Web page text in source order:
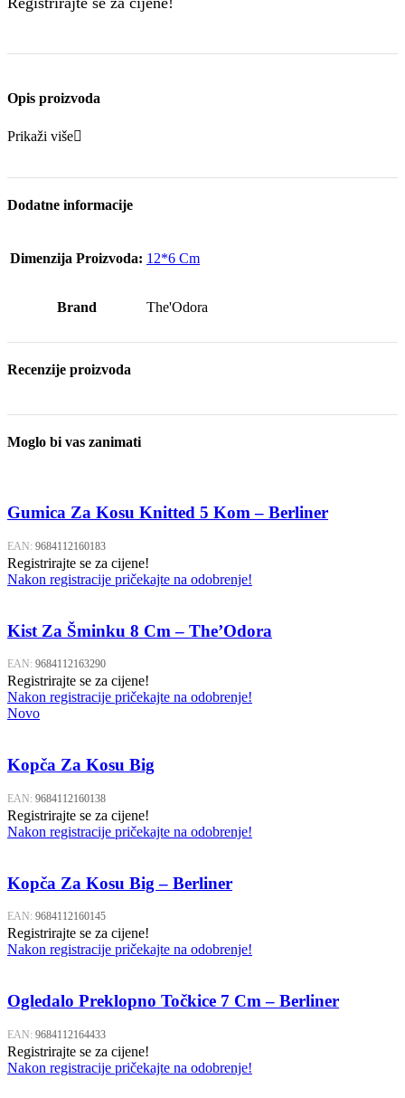
Opis proizvoda
Prikaži više
Dodatne informacije
Dimenzija Proizvoda: 12*6 Cm
Brand The'Odora
Recenzije proizvoda
Moglo bi vas zanimati
Gumica Za Kosu Knitted 5 Kom – Berliner
EAN: 9684112160183
Registrirajte se za cijene!
Nakon registracije pričekajte na odobrenje!
Kist Za Šminku 8 Cm – The’Odora
EAN: 9684112163290
Registrirajte se za cijene!
Nakon registracije pričekajte na odobrenje!
Novo
Kopča Za Kosu Big
EAN: 9684112160138
Registrirajte se za cijene!
Nakon registracije pričekajte na odobrenje!
Kopča Za Kosu Big – Berliner
EAN: 9684112160145
Registrirajte se za cijene!
Nakon registracije pričekajte na odobrenje!
Ogledalo Preklopno Točkice 7 Cm – Berliner
EAN: 9684112164433
Registrirajte se za cijene!
Nakon registracije pričekajte na odobrenje!